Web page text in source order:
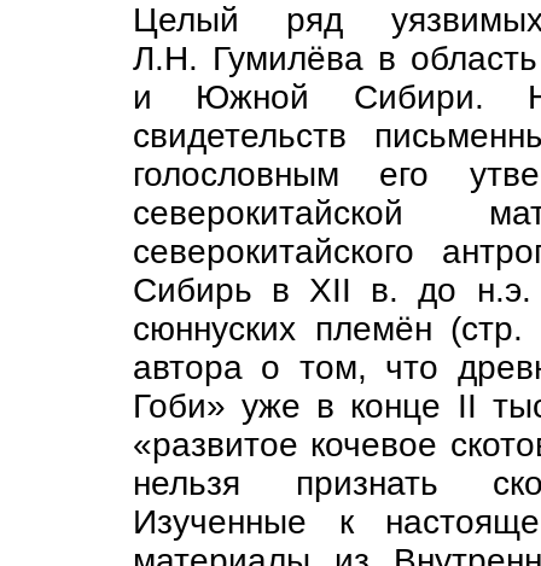
Целый ряд
Л.Н. Гумилёва в
и Южной Сибири.
свидетельств
голословным его
северокитайской
северокитайского
Сибирь в XII в. до н.э.
сюннуских племён (стр.
автора о том, что
Гоби» уже в конце II
«развитое кочевое
нельзя признать
Изученные к